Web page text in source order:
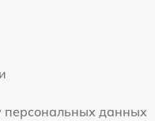
персональных данных